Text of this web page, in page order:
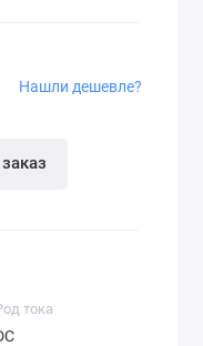
Нашли дешевле?
тока